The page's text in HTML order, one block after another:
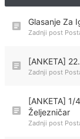
Glasanje Za
Zadnji post
[ANKETA]
Zadnji post
[ANKETA] 1/
Željezničar
Zadnji post